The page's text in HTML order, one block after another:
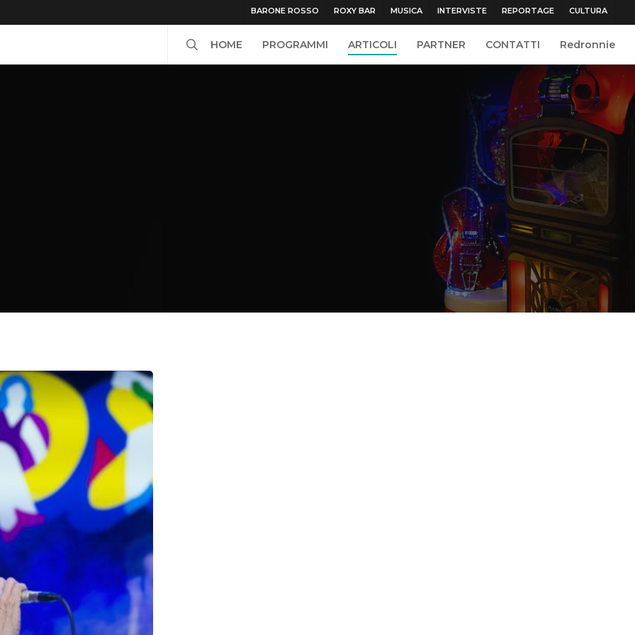
BARONE ROSSO ROXY BAR MUSICA INTERVISTE REPORTAGE CULTURA
HOME PROGRAMMI ARTICOLI PARTNER CONTATTI Redronnie